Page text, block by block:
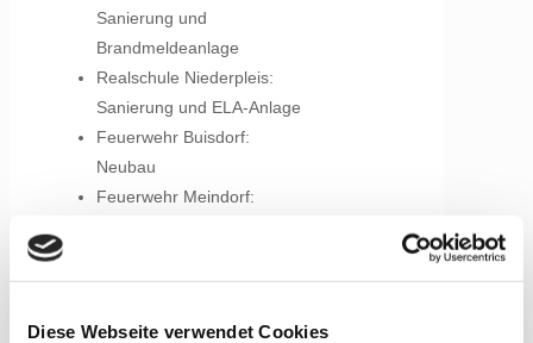
Diese Webseite verwendet Cookies
Sanierung und
Brandmeldeanlage
Realschule Niederpleis:
Sanierung und ELA-Anlage
Feuerwehr Buisdorf:
Neubau
Feuerwehr Meindorf:
Umbau/Sanierung